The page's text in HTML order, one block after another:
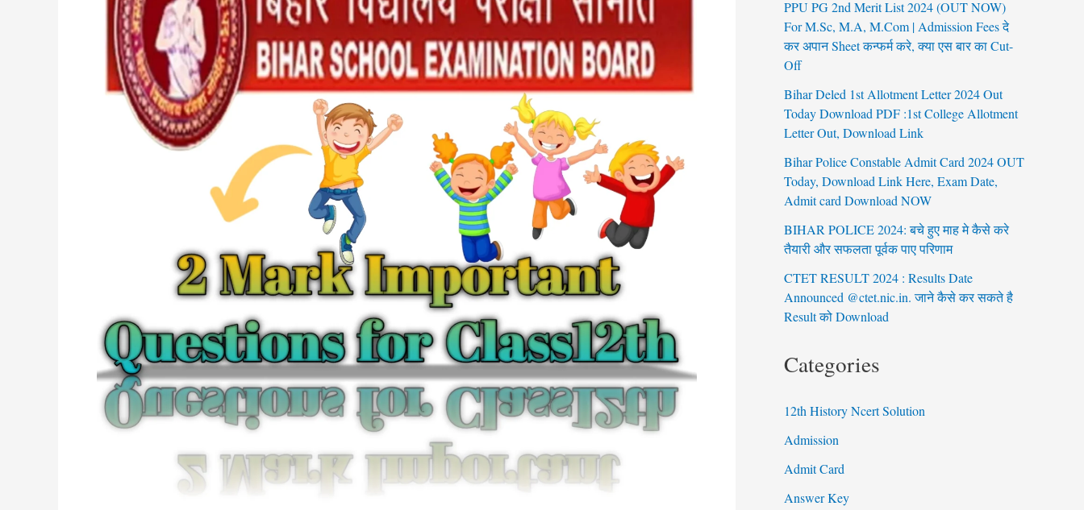
PPU PG 2nd Merit List 2024 (OUT NOW)
For M.Sc, M.A, M.Com | Admission Fees दे
कर अपान Sheet कन्फर्म करे, क्या एस बार का Cut-
Off
Bihar Deled 1st Allotment Letter 2024 Out
Today Download PDF :1st College Allotment
Letter Out, Download Link
Bihar Police Constable Admit Card 2024 OUT
Today, Download Link Here, Exam Date,
Admit card Download NOW
BIHAR POLICE 2024: बचे हुए माह मे कैसे करे
तैयारी और सफलता पूर्वक पाए परिणाम
CTET RESULT 2024 : Results Date
Announced @ctet.nic.in. जाने कैसे कर सकते है
Result को Download
Categories
12th History Ncert Solution
Admission
Admit Card
Answer Key